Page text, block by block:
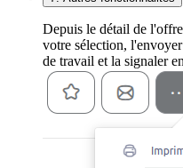
Depuis le détail de
votre sélection,
de travail et la signaler